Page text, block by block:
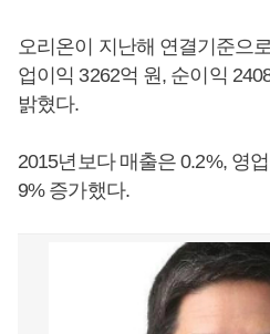
오리온이 지난해 연결기준으
업이익 3262억 원, 순이익
밝혔다.
2015년보다 매출은 0.2%, 영
9% 증가했다.